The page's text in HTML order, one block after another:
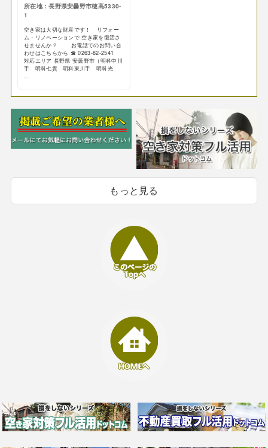
所在地：長野県安曇野市穂高5330-
1
空き家は大切な財産です！ リフォー
ム・リノベーションで 空き家を復活さ
せませんか？ お電話でのお問い合
わせはこちらから ☎ 0263-82-2541
対応エリア 長野県 安曇野市（明科中川
手 明科七貴 明科東川手 明科光
...
もっと見る